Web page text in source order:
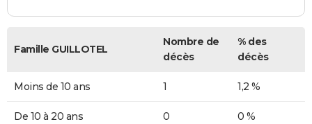
Famille GUILLOTEL
Nombre de
décès
% des
décès
Moins de 10 ans 1 1,2 %
De 10 à 20 ans 0 0 %